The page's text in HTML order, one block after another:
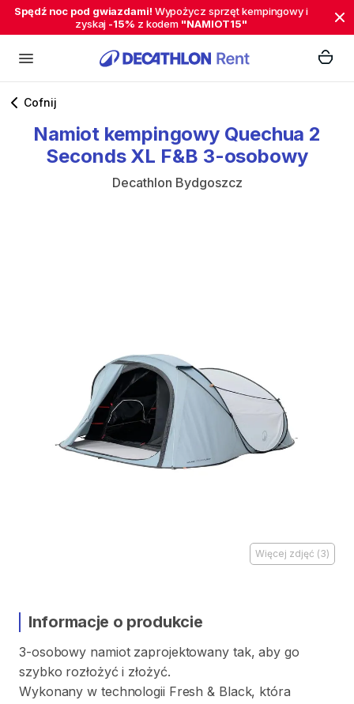
Spędź noc pod gwiazdami! Wypożycz sprzęt kempingowy i
zyskaj -15% z kodem "NAMIOT15"
Cofnij
Namiot kempingowy Quechua 2
Seconds XL F&B 3-osobowy
Decathlon Bydgoszcz
Więcej zdjęć (3)
Informacje o produkcie
3-osobowy namiot zaprojektowany tak​,​ aby go
szybko rozłożyć i złożyć.
Wykonany w technologii Fresh & Black​,​ która